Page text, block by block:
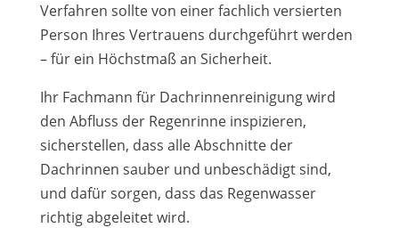
Verfahren sollte von einer fachlich versierten
Person Ihres Vertrauens durchgeführt werden
– für ein Höchstmaß an Sicherheit.
Ihr Fachmann für Dachrinnenreinigung wird
den Abfluss der Regenrinne inspizieren,
sicherstellen, dass alle Abschnitte der
Dachrinnen sauber und unbeschädigt sind,
und dafür sorgen, dass das Regenwasser
richtig abgeleitet wird.